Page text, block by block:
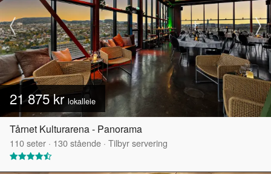
21 875 krlokalleie
Tårnet Kulturarena - Panorama
110seter · 130stående · Tilbyr servering